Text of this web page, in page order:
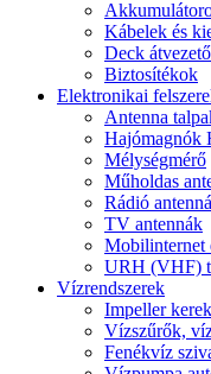
Kábelek és
Deck
Biztosítékok
Elektronikai
Antenna
Hajómagnók
Mélységmérő
Műholdas
Rádió
TV antennák
Mobilinternet
URH (VHF)
Vízrendszerek
Impeller
Vízszűrők,
Fenékvíz